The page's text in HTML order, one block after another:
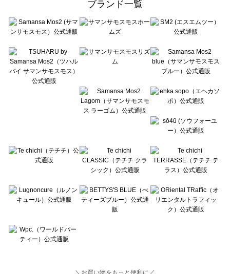
Te chichi（テチチ）の一覧
Te chichi CLASSIC（テチチ クラシック）の一覧
Lugnoncure（ルノンキュール）の一覧
BETTY'S BLUE（べティーズブルー）の一覧
Wpc.（ワールドパーティー）の一覧
ブランド一覧
＼お買い物をもっと便利に／